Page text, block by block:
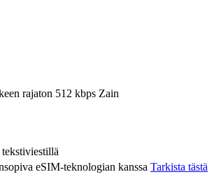
rajaton 512 kbps Zain
eSIM-teknologian kanssa Tarkista tästä